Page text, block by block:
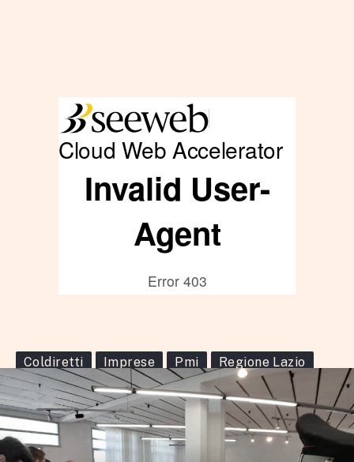
Coldiretti Imprese Pmi Regione Lazio